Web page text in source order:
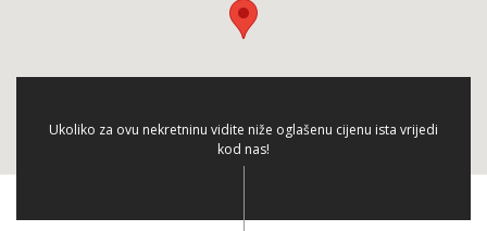
Ukoliko za ovu nekretninu vidite niže oglašenu cijenu ista vrijedi
kod nas!